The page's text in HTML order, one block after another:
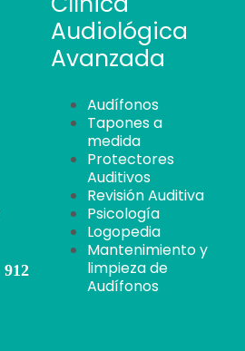
912
Audiológica
Avanzada
Audífonos
Tapones a
medida
Protectores
Auditivos
Revisión Auditiva
Psicología
Logopedia
Mantenimiento y
limpieza de
Audífonos